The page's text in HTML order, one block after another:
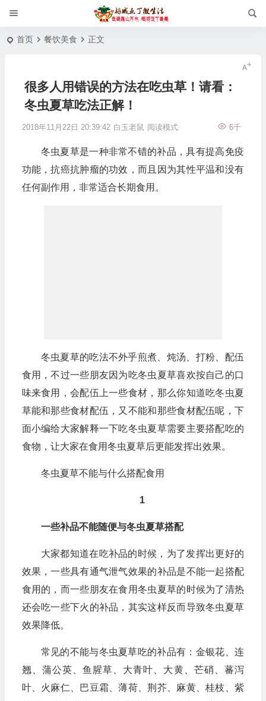
首页 餐饮美食 正文
很多人用错误的方法在吃虫草！请看：
冬虫夏草吃法正解！
2018年11月22日 20:39:42 白玉老鼠 6千
阅读模式
冬虫夏草是一种非常不错的补品，具有提高免疫
功能，抗癌抗肿瘤的功效，而且因为其性平温和没有
任何副作用，非常适合长期食用。
冬虫夏草的吃法不外乎煎煮、炖汤、打粉、配伍
食用，不过一些朋友因为吃冬虫夏草喜欢按自己的口
味来食用，会配伍上一些食材，那么你知道吃冬虫夏
草能和那些食材配伍，又不能和那些食材配伍呢，下
面小编给大家解释一下吃冬虫夏草需要主要搭配吃的
食物，让大家在食用冬虫夏草后更能发挥出效果。
冬虫夏草不能与什么搭配食用
1
一些补品不能随便与冬虫夏草搭配
大家都知道在吃补品的时候，为了发挥出更好的
效果，一些具有通气泄气效果的补品是不能一起搭配
食用的，而一些朋友在食用冬虫夏草的时候为了清热
还会吃一些下火的补品，其实这样反而导致冬虫夏草
效果降低。
常见的不能与冬虫夏草吃的补品有：金银花、连
翘、蒲公英、鱼腥草、大青叶、大黄、芒硝、蕃泻
叶、火麻仁、巴豆霜、薄荷、荆芥、麻黄、桂枝、紫